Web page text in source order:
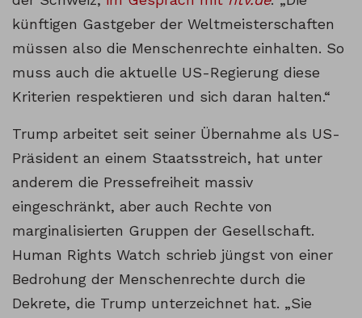
künftigen Gastgeber der Weltmeisterschaften
müssen also die Menschenrechte einhalten. So
muss auch die aktuelle US-Regierung diese
Kriterien respektieren und sich daran halten.“
Trump arbeitet seit seiner Übernahme als US-
Präsident an einem Staatsstreich, hat unter
anderem die Pressefreiheit massiv
eingeschränkt, aber auch Rechte von
marginalisierten Gruppen der Gesellschaft.
Human Rights Watch schrieb jüngst von einer
Bedrohung der Menschenrechte durch die
Dekrete, die Trump unterzeichnet hat. „Sie